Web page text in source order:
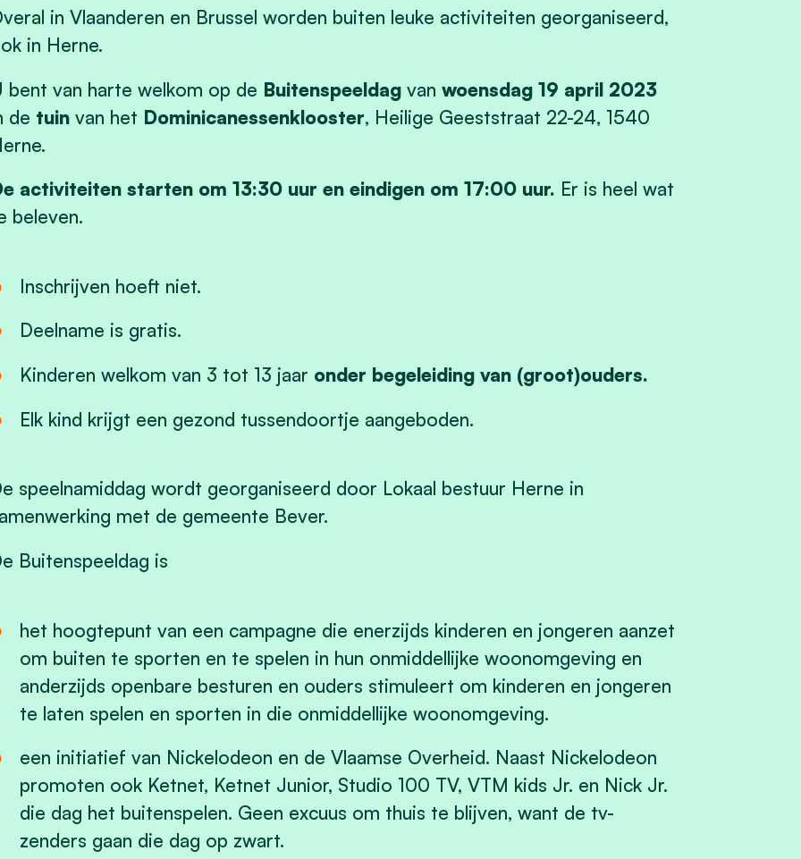
in Vlaanderen en Brussel worden buiten leuke activiteiten georganiseerd,
in Herne.
bent van harte welkom op de Buitenspeeldagvan woensdag 19 april 2023
de tuinvan het Dominicanessenklooster, Heilige Geeststraat 22-24, 1540
activiteiten starten om 13:30 uur en eindigen om 17:00 uur. Er is heel wat
beleven.
Inschrijven hoeft niet.
Deelname is gratis.
Kinderen welkom van 3 tot 13 jaar onder begeleiding van (groot)ouders.
Elk kind krijgt een gezond tussendoortje aangeboden.
speelnamiddag wordt georganiseerd door Lokaal bestuur Herne in
met de gemeente Bever.
Buitenspeeldag is
het hoogtepunt van een campagne die enerzijds kinderen en jongeren aanzet
om buiten te sporten en te spelen in hun onmiddellijke woonomgeving en
anderzijds openbare besturen en ouders stimuleert om kinderen en jongeren
te laten spelen en sporten in die onmiddellijke woonomgeving.
een initiatief van Nickelodeon en de Vlaamse Overheid. Naast Nickelodeon
promoten ook Ketnet, Ketnet Junior, Studio 100 TV, VTM kids Jr. en Nick Jr.
die dag het buitenspelen. Geen excuus om thuis te blijven, want de tv-
zenders gaan die dag op zwart.